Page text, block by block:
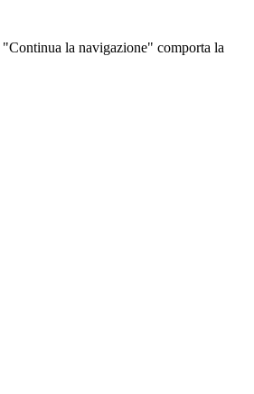
la navigazione" comporta la